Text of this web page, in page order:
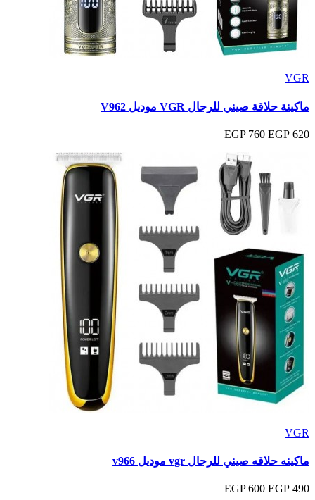
VGR
ماكينة حلاقة صيني للرجال VGR موديل V962
620 EGP
760 EGP
VGR
ماكينه حلاقه صيني للرجال vgr موديل v966
490 EGP
600 EGP